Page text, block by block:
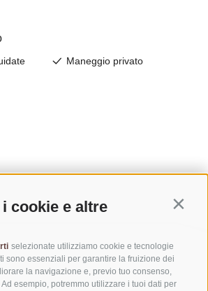
cookie e altre
selezionate utilizziamo cookie e tecnologie
sono essenziali per garantire la fruizione dei
la navigazione e, previo tuo consenso,
esempio, potremmo utilizzare i tuoi dati per